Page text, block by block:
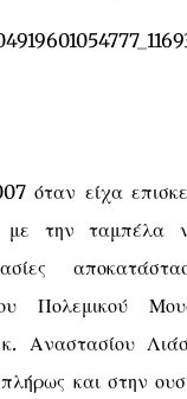
όταν είχα
με την ταμπέλα
Πολεμικού
Αναστασίου
και στην